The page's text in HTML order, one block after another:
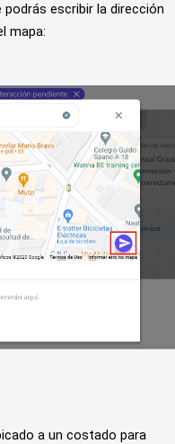
podrás escribir la dirección
mapa:
a un costado para